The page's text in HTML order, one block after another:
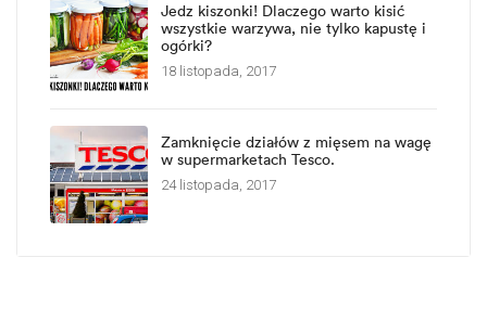
Jedz kiszonki! Dlaczego warto kisić
wszystkie warzywa, nie tylko kapustę i
ogórki?
18 listopada, 2017
Zamknięcie działów z mięsem na wagę
w supermarketach Tesco.
24 listopada, 2017